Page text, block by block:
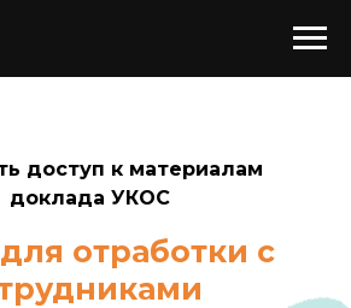
доступ к материалам
доклада УКОС
отработки с